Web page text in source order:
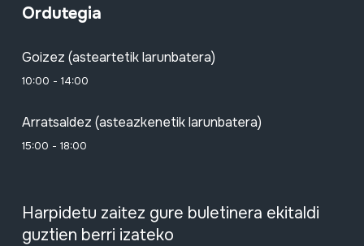
Ordutegia
Goizez (asteartetik larunbatera)
10:00 - 14:00
Arratsaldez (asteazkenetik larunbatera)
15:00 - 18:00
Harpidetu zaitez gure buletinera ekitaldi
guztien berri izateko